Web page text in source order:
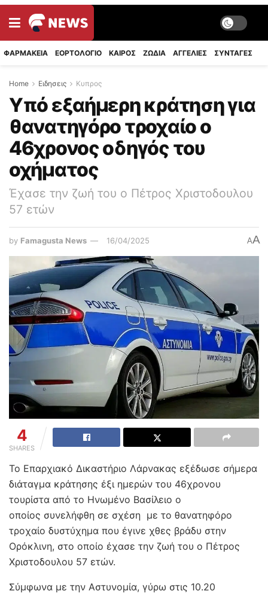
ΦΑΡΜΑΚΕΙΑ ΕΟΡΤΟΛΟΓΙΟ ΚΑΙΡΟΣ ΖΩΔΙΑ ΑΓΓΕΛΙΕΣ ΣΥΝΤΑΓΈΣ
Home Ειδησεις Κυπρος
Υπό εξαήμερη κράτηση για
θανατηγόρο τροχαίο ο
46χρονος οδηγός του
οχήματος
Έχασε την ζωή του ο Πέτρος Χριστοδουλου
57 ετών
by Famagusta News 16/04/2025 AA
4
SHARES
Το Επαρχιακό Δικαστήριο Λάρνακας εξέδωσε σήμερα
διάταγμα κράτησης έξι ημερών του 46χρονου
τουρίστα από το Ηνωμένο Βασίλειο ο
οποίος συνελήφθη σε σχέση με το θανατηφόρο
τροχαίο δυστύχημα που έγινε χθες βράδυ στην
Ορόκλινη, στο οποίο έχασε την ζωή του ο Πέτρος
Χριστοδουλου 57 ετών.
Σύμφωνα με την Αστυνομία, γύρω στις 10.20